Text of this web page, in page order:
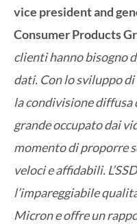
vice president and
Consumer Products
clienti hanno bisogno
dati. Con lo sviluppo
la condivisione diffusa
grande occupato dai
momento di proporre
veloci e affidabili.
l’impareggiabile
Micron e offre un